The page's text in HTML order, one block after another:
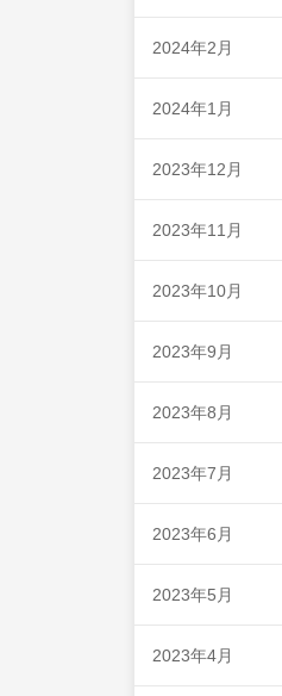
2024年2月
2024年1月
2023年12月
2023年11月
2023年10月
2023年9月
2023年8月
2023年7月
2023年6月
2023年5月
2023年4月